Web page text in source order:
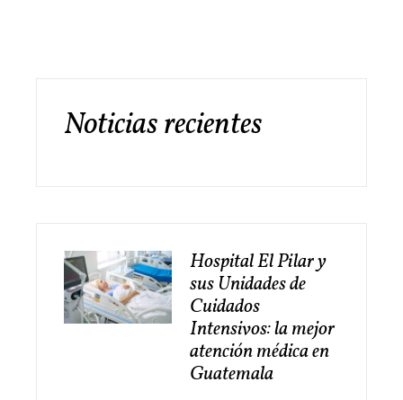
Noticias recientes
Hospital El Pilar y
sus Unidades de
Cuidados
Intensivos: la mejor
atención médica en
Guatemala